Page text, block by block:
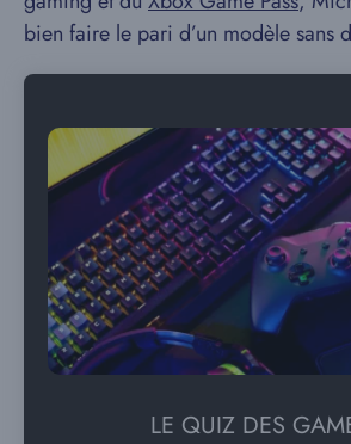
bien faire le pari d’un modèle sans
LE QUIZ DES